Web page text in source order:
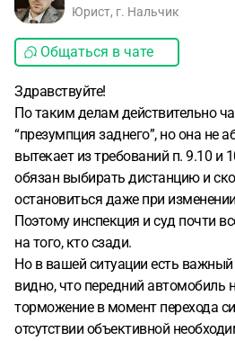
(остановка за стоп-линией)?
презумпцию «виноват задний»? И
перспективы для оспаривания
сказал «дело бесперспективно»,
ищу адвоката, который готов
и, если шансы есть, бороться.
оценку. Спасибо
Юрист, г. Нальчик
Общаться в чате
Здравствуйте!
По таким делам действительно
“презумпция заднего”, но она не
вытекает из требований п. 9.10
обязан выбирать дистанцию и
остановиться даже при
Поэтому инспекция и суд почти
на того, кто сзади.
Но в вашей ситуации есть
видно, что передний автомобиль
торможение в момент перехода
отсутствии объективной